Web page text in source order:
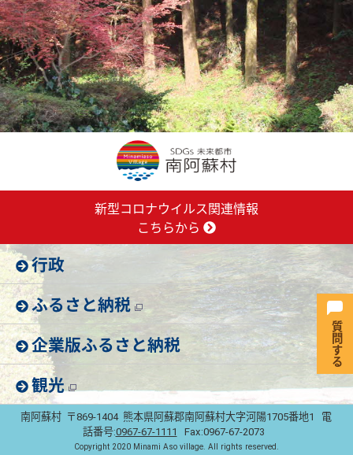
新型コロナウイルス関連情報
こちらから
行政
ふるさと納税
企業版ふるさと納税
観光
南阿蘇村 〒869-1404 熊本県阿蘇郡南阿蘇村大字河陽1705番地1 電
話番号:0967-67-1111 Fax:0967-67-2073
Copyright 2020 Minami Aso village. All rights reserved.